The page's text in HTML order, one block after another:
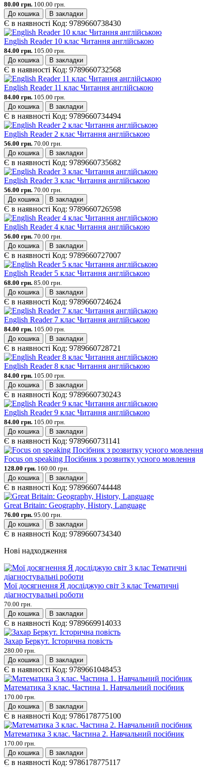
80.00 грн. 100.00 грн.
До кошика
В закладки
Є в наявності Код: 9789660738430
English Reader 10 клас Читання англійською
84.00 грн. 105.00 грн.
До кошика
В закладки
Є в наявності Код: 9789660732568
English Reader 11 клас Читання англійською
84.00 грн. 105.00 грн.
До кошика
В закладки
Є в наявності Код: 9789660734494
English Reader 2 клас Читання англійською
56.00 грн. 70.00 грн.
До кошика
В закладки
Є в наявності Код: 9789660735682
English Reader 3 клас Читання англійською
56.00 грн. 70.00 грн.
До кошика
В закладки
Є в наявності Код: 9789660726598
English Reader 4 клас Читання англійською
56.00 грн. 70.00 грн.
До кошика
В закладки
Є в наявності Код: 9789660727007
English Reader 5 клас Читання англійською
68.00 грн. 85.00 грн.
До кошика
В закладки
Є в наявності Код: 9789660724624
English Reader 7 клас Читання англійською
84.00 грн. 105.00 грн.
До кошика
В закладки
Є в наявності Код: 9789660728721
English Reader 8 клас Читання англійською
84.00 грн. 105.00 грн.
До кошика
В закладки
Є в наявності Код: 9789660730243
English Reader 9 клас Читання англійською
84.00 грн. 105.00 грн.
До кошика
В закладки
Є в наявності Код: 9789660731141
Focus on speaking Посібник з розвитку усного мовлення
128.00 грн. 160.00 грн.
До кошика
В закладки
Є в наявності Код: 9789660744448
Great Britain: Geography, History, Language
76.00 грн. 95.00 грн.
До кошика
В закладки
Є в наявності Код: 9789660734340
Нові надходження
Мої досягнення Я досліджую світ 3 клас Тематичні
діагностувальні роботи
70.00 грн.
До кошика
В закладки
Є в наявності Код: 9789669914033
Захар Беркут. Історична повість
280.00 грн.
До кошика
В закладки
Є в наявності Код: 9789661048453
Математика 3 клас. Частина 1. Навчальний посібник
170.00 грн.
До кошика
В закладки
Є в наявності Код: 9786178775100
Математика 3 клас. Частина 2. Навчальний посібник
170.00 грн.
До кошика
В закладки
Є в наявності Код: 9786178775117